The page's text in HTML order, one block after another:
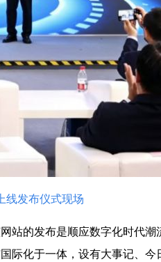
线发布仪式现场
站的发布是顺应数字化时代潮
际化于一体，设有大事记、